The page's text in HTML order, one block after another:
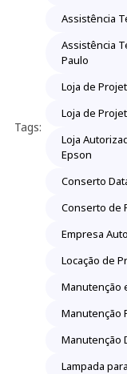
Tags:
Assistência
Assistência
Paulo
Loja de
Loja de
Loja
Epson
Conserto
Conserto de
Empresa
Locação de
Manutenção
Manutenção
Manutenção
Lampada